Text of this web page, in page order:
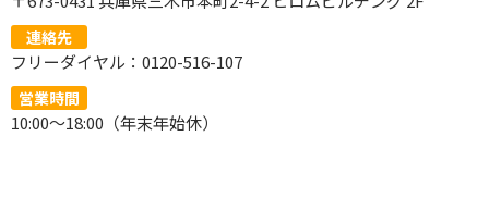
連絡先
フリーダイヤル：0120-516-107
営業時間
10:00～18:00（年末年始休）